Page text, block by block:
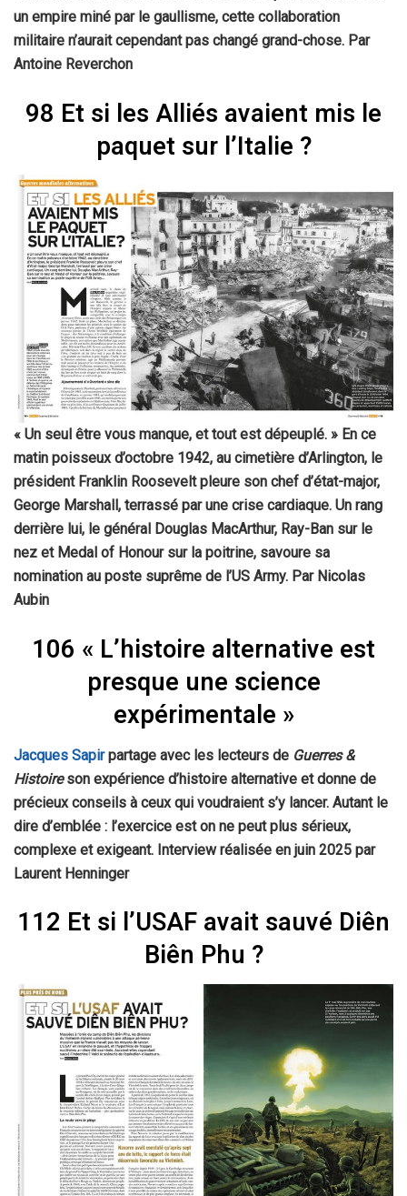
un empire miné par le gaullisme, cette collaboration
militaire n’aurait cependant pas changé grand-chose. Par
Antoine Reverchon
98 Et si les Alliés avaient mis le
paquet sur l’Italie ?
« Un seul être vous manque, et tout est dépeuplé. » En ce
matin poisseux d’octobre 1942, au cimetière d’Arlington, le
président Franklin Roosevelt pleure son chef d’état-major,
George Marshall, terrassé par une crise cardiaque. Un rang
derrière lui, le général Douglas MacArthur, Ray-Ban sur le
nez et Medal of Honour sur la poitrine, savoure sa
nomination au poste suprême de l’US Army. Par Nicolas
Aubin
106 « L’histoire alternative est
presque une science
expérimentale »
Jacques Sapirpartage avec les lecteurs de Guerres &
Histoireson expérience d’histoire alternative et donne de
précieux conseils à ceux qui voudraient s’y lancer. Autant le
dire d’emblée : l’exercice est on ne peut plus sérieux,
complexe et exigeant. Interview réalisée en juin 2025 par
Laurent Henninger
112 Et si l’USAF avait sauvé Diên
Biên Phu ?